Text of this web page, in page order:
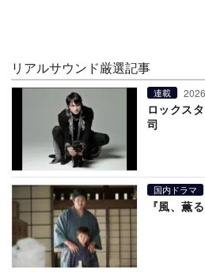
リアルサウンド厳選記事
連載
ロックス
司
国内ドラマ
『風、薫